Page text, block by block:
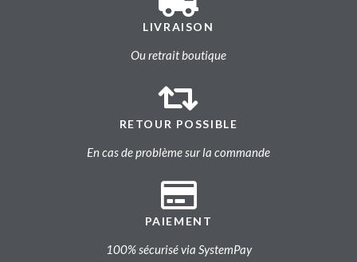
LIVRAISON
Ou retrait boutique
RETOUR POSSIBLE
En cas de problème sur la commande
PAIEMENT
100% sécurisé via SystemPay